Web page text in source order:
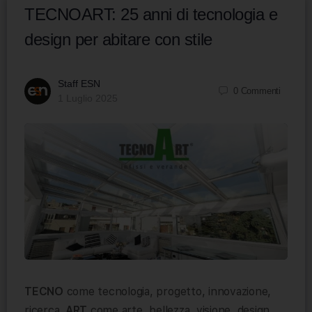
TECNOART: 25 anni di tecnologia e
design per abitare con stile
Staff ESN
0 Commenti
TECNO come tecnologia, progetto, innovazione,